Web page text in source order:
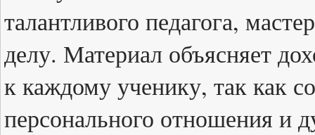
талантливого педагога,
делу. Материал объясняет
к каждому ученику, так как
персонального отношения и